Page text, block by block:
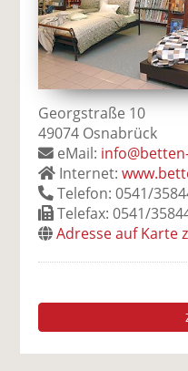
Georgstraße 10
49074 Osnabrück
eMail:
Internet:
Telefon: 0541/
Telefax: 0541/
Adresse auf Karte